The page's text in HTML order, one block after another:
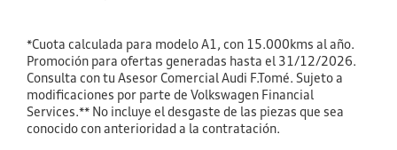
*Cuota calculada para modelo A1, con 15.000kms al año.
Promoción para ofertas generadas hasta el 31/12/2026.
Consulta con tu Asesor Comercial Audi F.Tomé. Sujeto a
modificaciones por parte de Volkswagen Financial
Services.** No incluye el desgaste de las piezas que sea
conocido con anterioridad a la contratación.